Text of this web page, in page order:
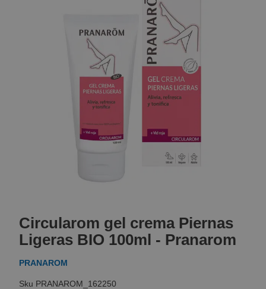
the
beginning
of
the
gallery
Circularom gel crema Piernas
Ligeras BIO 100ml - Pranarom
PRANAROM
PRANAROM_162250